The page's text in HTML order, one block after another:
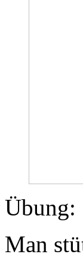
Übung:
Man